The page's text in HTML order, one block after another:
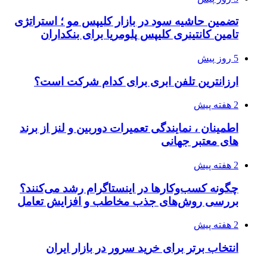
تضمین حاشیه سود در بازار کلیپس مو ؛ استراتژی
تامین کانتینری کلیپس پلومریا برای بنکداران
5 روز پیش
ارزانترین تلفن ابری برای کدام شرکت است؟
2 هفته پیش
اطمینان ، نمایندگی تعمیرات دوربین و لنز از برند
های معتبر جهانی
2 هفته پیش
چگونه کسب‌وکارها در اینستاگرام رشد می‌کنند؟
بررسی روش‌های جذب مخاطب و افزایش تعامل
2 هفته پیش
انتخاب برتر برای خرید سرور در بازار ایران